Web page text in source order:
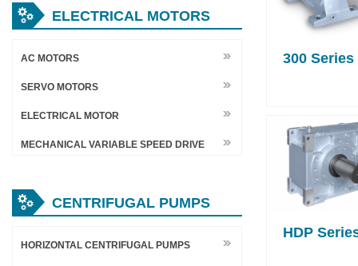
ELECTRICAL MOTORS
AC MOTORS
SERVO MOTORS
ELECTRICAL MOTOR
MECHANICAL VARIABLE SPEED DRIVE
CENTRIFUGAL PUMPS
HORIZONTAL CENTRIFUGAL PUMPS
300 Series
HDP